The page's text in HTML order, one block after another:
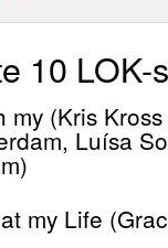
10 LOK-
my (Kris Kross
Luísa
my Life